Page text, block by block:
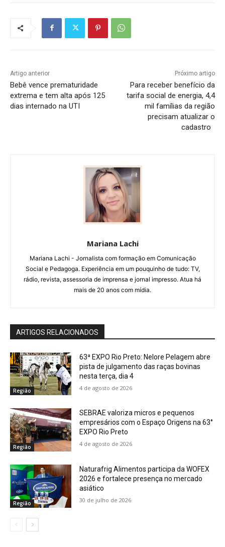
Artigo anterior
Bebê vence prematuridade
extrema e tem alta após 125
dias internado na UTI
Próximo artigo
Para receber benefício da
tarifa social de energia, 4,4
mil famílias da região
precisam atualizar o
cadastro
Mariana Lachi
Mariana Lachi - Jornalista com formação em Comunicação
Social e Pedagoga. Experiência em um pouquinho de tudo: TV,
rádio, revista, assessoria de imprensa e jornal impresso. Atua há
mais de 20 anos com mídia.
ARTIGOS RELACIONADOS
Região
63ª EXPO Rio Preto: Nelore Pelagem abre
pista de julgamento das raças bovinas
nesta terça, dia 4
4 de agosto de 2026
Região
SEBRAE valoriza micros e pequenos
empresários com o Espaço Origens na 63°
EXPO Rio Preto
4 de agosto de 2026
Região
Naturafrig Alimentos participa da WOFEX
2026 e fortalece presença no mercado
asiático
30 de julho de 2026